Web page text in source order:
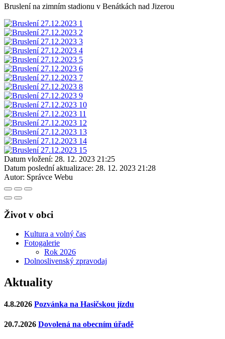
Bruslení na zimním stadionu v Benátkách nad Jizerou
Datum vložení: 28. 12. 2023 21:25
Datum poslední aktualizace: 28. 12. 2023 21:28
Autor: Správce Webu
Život v obci
Kultura a volný čas
Fotogalerie
Rok 2026
Dolnoslivenský zpravodaj
Aktuality
4.8.2026 Pozvánka na Hasičskou jízdu
20.7.2026 Dovolená na obecním úřadě